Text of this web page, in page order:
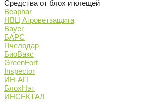
Средства от блох и клещей
Beaphar
НВЦ Агроветзащита
Bayer
БАРС
Пчелодар
БиоВакс
GreenFort
Inspector
ИН-АП
БлохНэт
ИНСЕКТАЛ